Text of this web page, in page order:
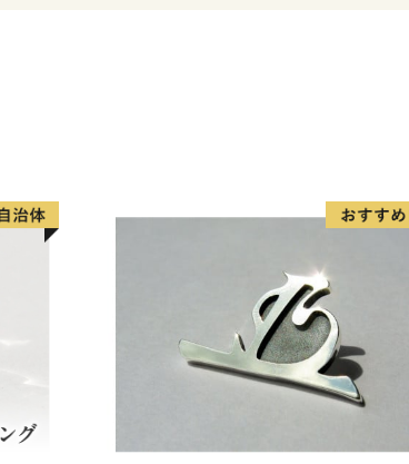
」「天然の養殖場」とも称され、養殖業も盛んで
辺は、磯釣りやダイビングのメッカとしても人気
を誇り、全国のどこよりも桜の開花が早いといわ
。
風土を活かし、